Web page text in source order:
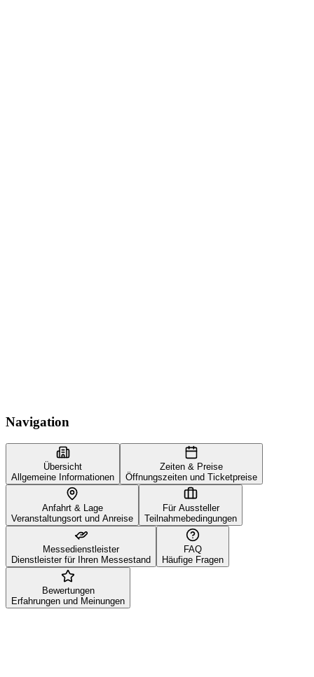
Navigation
Übersicht
Allgemeine Informationen
Zeiten & Preise
Öffnungszeiten und Ticketpreise
Anfahrt & Lage
Veranstaltungsort und Anreise
Für Aussteller
Teilnahmebedingungen
Messedienstleister
Dienstleister für Ihren Messestand
FAQ
Häufige Fragen
Bewertungen
Erfahrungen und Meinungen